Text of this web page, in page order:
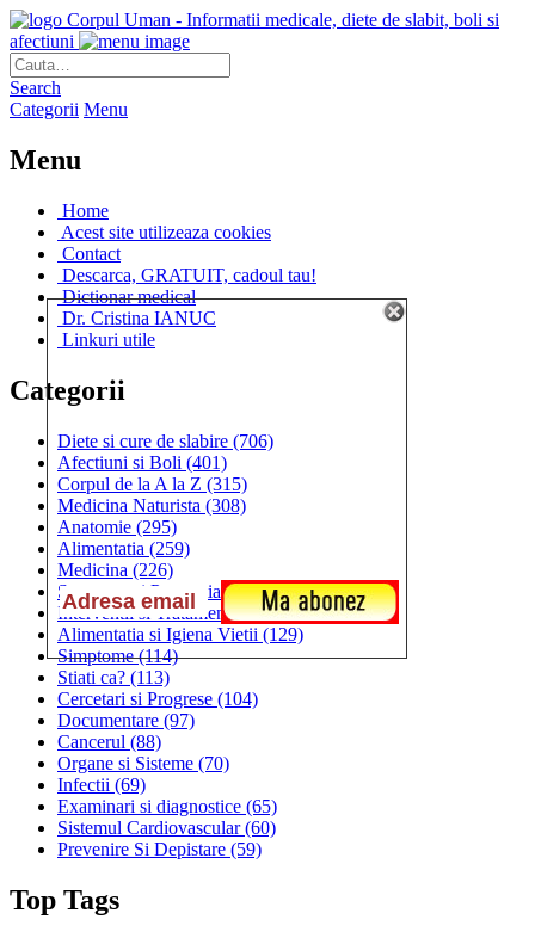
Corpul Uman - Informatii medicale, diete de slabit, boli si
afectiuni
Search
Categorii Menu
Menu
Home
Acest site utilizeaza cookies
Contact
Descarca, GRATUIT, cadoul tau!
Dictionar medical
Dr. Cristina IANUC
Linkuri utile
Categorii
Diete si cure de slabire (706)
Afectiuni si Boli (401)
Corpul de la A la Z (315)
Medicina Naturista (308)
Anatomie (295)
Alimentatia (259)
Medicina (226)
Sanatatea si Preventia(170)
Interventii si Tratamente(167)
Alimentatia si Igiena Vietii (129)
Simptome(114)
Stiati ca? (113)
Cercetari si Progrese (104)
Documentare (97)
Cancerul (88)
Organe si Sisteme (70)
Infectii (69)
Examinari si diagnostice (65)
Sistemul Cardiovascular(60)
Prevenire Si Depistare (59)
Top Tags